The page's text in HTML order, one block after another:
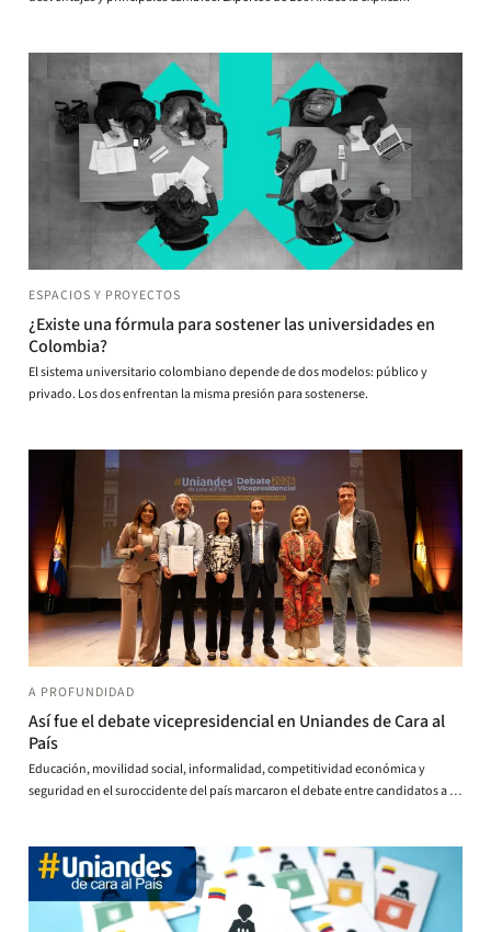
ESPACIOS Y PROYECTOS
¿Existe una fórmula para sostener las universidades en
Colombia?
El sistema universitario colombiano depende de dos modelos: público y
privado. Los dos enfrentan la misma presión para sostenerse.
A PROFUNDIDAD
Así fue el debate vicepresidencial en Uniandes de Cara al
País
Educación, movilidad social, informalidad, competitividad económica y
seguridad en el suroccidente del país marcaron el debate entre candidatos a la